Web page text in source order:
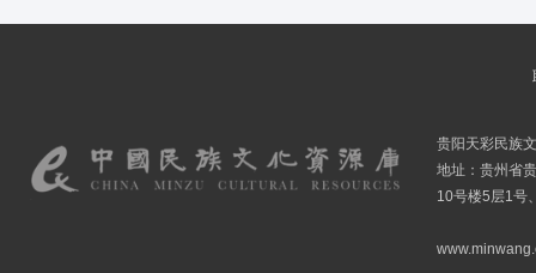
贵阳天彩民族
地址：贵州省
10号楼5层1号